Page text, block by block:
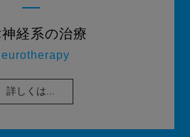
経系の治療
詳しくは...